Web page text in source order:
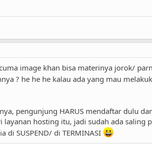
image khan bisa materinya jorok/
? he he he kalau ada yang mau
pengunjung HARUS mendaftar dulu
hosting itu, jadi sudah ada saling
SUSPEND/ di TERMINASI